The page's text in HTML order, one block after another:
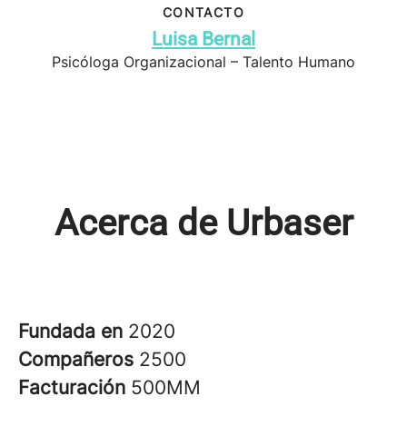
CONTACTO
Luisa Bernal
Psicóloga Organizacional – Talento Humano
Acerca de Urbaser
Fundada en 2020
Compañeros 2500
Facturación 500MM